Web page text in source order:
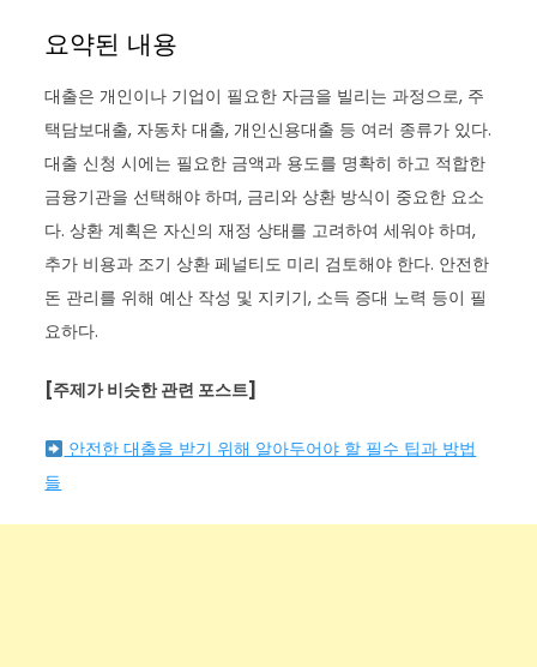
요약된 내용
대출은 개인이나 기업이 필요한 자금을 빌리는 과정으로, 주
택담보대출, 자동차 대출, 개인신용대출 등 여러 종류가 있다.
대출 신청 시에는 필요한 금액과 용도를 명확히 하고 적합한
금융기관을 선택해야 하며, 금리와 상환 방식이 중요한 요소
다. 상환 계획은 자신의 재정 상태를 고려하여 세워야 하며,
추가 비용과 조기 상환 페널티도 미리 검토해야 한다. 안전한
돈 관리를 위해 예산 작성 및 지키기, 소득 증대 노력 등이 필
요하다.
[주제가 비슷한 관련 포스트]
안전한 대출을 받기 위해 알아두어야 할 필수 팁과 방법
들